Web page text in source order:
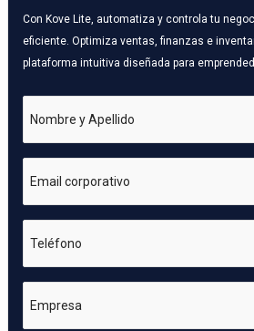
Con Kove Lite, automatiza y controla tu
eficiente. Optimiza ventas, finanzas e
plataforma intuitiva diseñada para
Nombre y Apellido
Email corporativo
Teléfono
Empresa